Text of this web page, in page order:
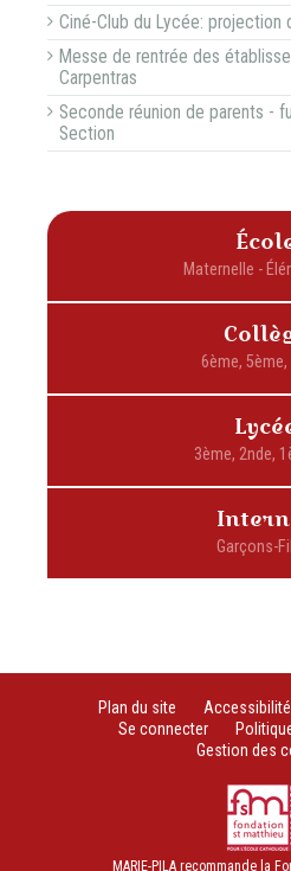
Ciné-Club du Lycée: projection
Messe de rentrée des
Carpentras
Seconde réunion de parents -
Section
Plan du site Accessibilité
Se connecter
Gestion des
MARIE-PILA recommande la